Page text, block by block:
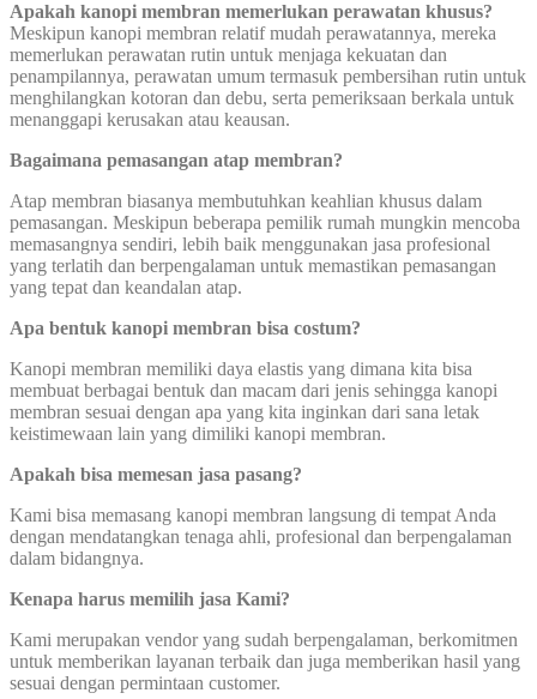
Apakah kanopi membran memerlukan perawatan khusus?
Meskipun kanopi membran relatif mudah perawatannya, mereka
memerlukan perawatan rutin untuk menjaga kekuatan dan
penampilannya, perawatan umum termasuk pembersihan rutin untuk
menghilangkan kotoran dan debu, serta pemeriksaan berkala untuk
menanggapi kerusakan atau keausan.
Bagaimana pemasangan atap membran?
Atap membran biasanya membutuhkan keahlian khusus dalam
pemasangan. Meskipun beberapa pemilik rumah mungkin mencoba
memasangnya sendiri, lebih baik menggunakan jasa profesional
yang terlatih dan berpengalaman untuk memastikan pemasangan
yang tepat dan keandalan atap.
Apa bentuk kanopi membran bisa costum?
Kanopi membran memiliki daya elastis yang dimana kita bisa
membuat berbagai bentuk dan macam dari jenis sehingga kanopi
membran sesuai dengan apa yang kita inginkan dari sana letak
keistimewaan lain yang dimiliki kanopi membran.
Apakah bisa memesan jasa pasang?
Kami bisa memasang kanopi membran langsung di tempat Anda
dengan mendatangkan tenaga ahli, profesional dan berpengalaman
dalam bidangnya.
Kenapa harus memilih jasa Kami?
Kami merupakan vendor yang sudah berpengalaman, berkomitmen
untuk memberikan layanan terbaik dan juga memberikan hasil yang
sesuai dengan permintaan customer.